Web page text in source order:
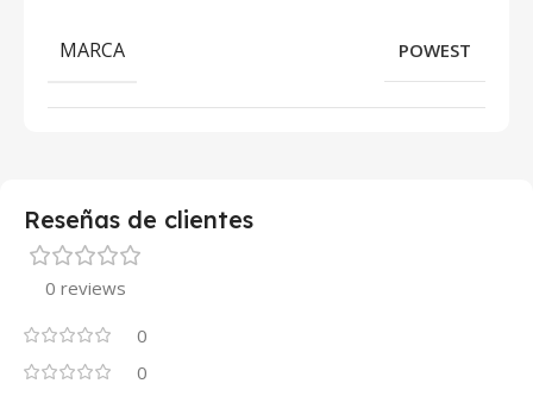
MARCA POWEST
Reseñas de clientes
0 reviews
0
0